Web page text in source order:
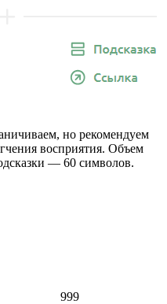
но рекомендуем
восприятия. Объем
— 60 символов.
999